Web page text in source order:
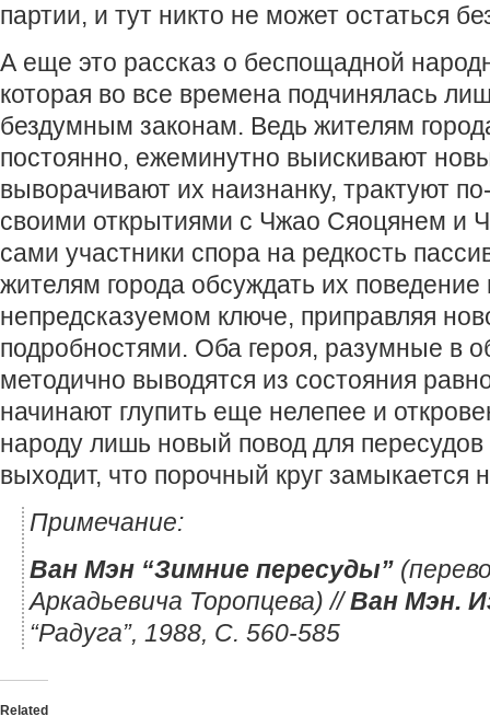
партии, и тут никто не может остаться
А еще это рассказ о беспощадной
которая во все времена подчинялась
бездумным законам. Ведь жителям
постоянно, ежеминутно выискивают
выворачивают их наизнанку, трактуют
своими открытиями с Чжао Сяоцянем и
сами участники спора на редкость
жителям города обсуждать их
непредсказуемом ключе, приправляя
подробностями. Оба героя, разумные в
методично выводятся из состояния
начинают глупить еще нелепее и
народу лишь новый повод для пересудов
выходит, что порочный круг замыкается
Примечание:
Ван Мэн “Зимние пересуды”
Аркадьевича Торопцева) //Ван Мэн.
“Радуга”, 1988, С. 560-585
Related